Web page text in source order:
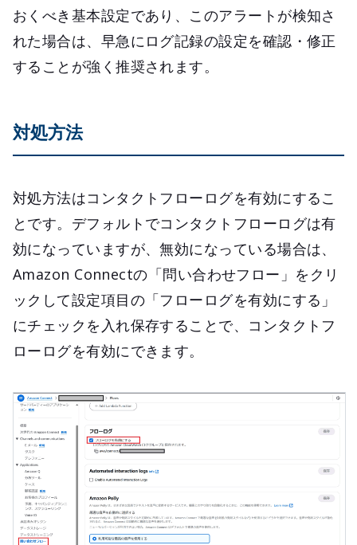
おくべき基本設定であり、このアラートが検知さ
れた場合は、早急にログ記録の設定を確認・修正
することが強く推奨されます。
対処方法
対処方法はコンタクトフローログを有効にするこ
とです。デフォルトでコンタクトフローログは有
効になっていますが、無効になっている場合は、
Amazon Connectの「問い合わせフロー」をクリ
ックして設定項目の「フローログを有効にする」
にチェックを入れ保存することで、コンタクトフ
ローログを有効にできます。